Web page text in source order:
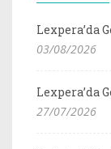
Lexpera’da
03/08/2026
Lexpera’da
27/07/2026